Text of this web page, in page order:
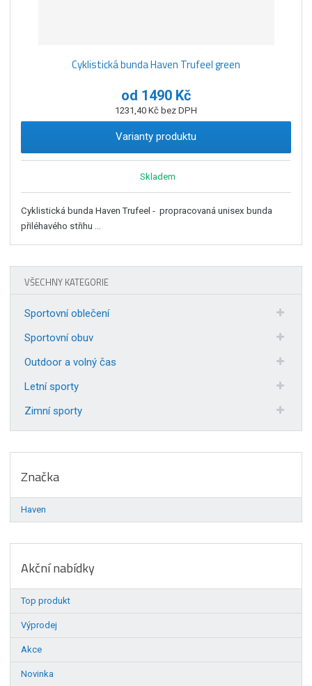
Cyklistická bunda Haven Trufeel green
od 1490 Kč
1231,40 Kč bez DPH
Varianty produktu
Skladem
Cyklistická bunda Haven Trufeel - propracovaná unisex bunda
přiléhavého střihu ...
VŠECHNY KATEGORIE
Sportovní oblečení
Sportovní obuv
Outdoor a volný čas
Letní sporty
Zimní sporty
Značka
Haven
Akční nabídky
Top produkt
Výprodej
Akce
Novinka